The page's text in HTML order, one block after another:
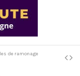
de ramonage